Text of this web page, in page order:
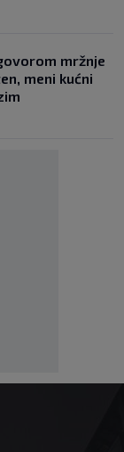
mržnje
meni kućni